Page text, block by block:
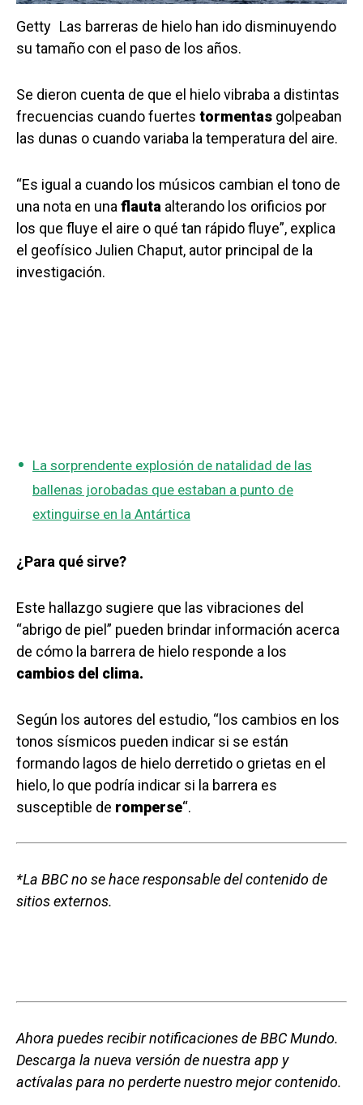
Getty Las barreras de hielo han ido disminuyendo
su tamaño con el paso de los años.
Se dieron cuenta de que el hielo vibraba a distintas
frecuencias cuando fuertes tormentas golpeaban
las dunas o cuando variaba la temperatura del aire.
“Es igual a cuando los músicos cambian el tono de
una nota en unaflauta alterando los orificios por
los que fluye el aire o qué tan rápido fluye”, explica
el geofísico Julien Chaput, autor principal de la
investigación.
La sorprendente explosión de natalidad de las
ballenas jorobadas que estaban a punto de
extinguirse en la Antártica
¿Para qué sirve?
Este hallazgo sugiere que las vibraciones del
“abrigo de piel” pueden brindar información acerca
de cómo la barrera de hielo responde a los
cambios del clima.
Según los autores del estudio, “los cambios en los
tonos sísmicos pueden indicar si se están
formando lagos de hielo derretido o grietas en el
hielo, lo que podría indicar si la barrera es
susceptible de romperse“.
*La BBC no se hace responsable del contenido de
sitios externos.
Ahora puedes recibir notificaciones de BBC Mundo.
Descarga la nueva versión de nuestra app y
actívalas para no perderte nuestro mejor contenido.